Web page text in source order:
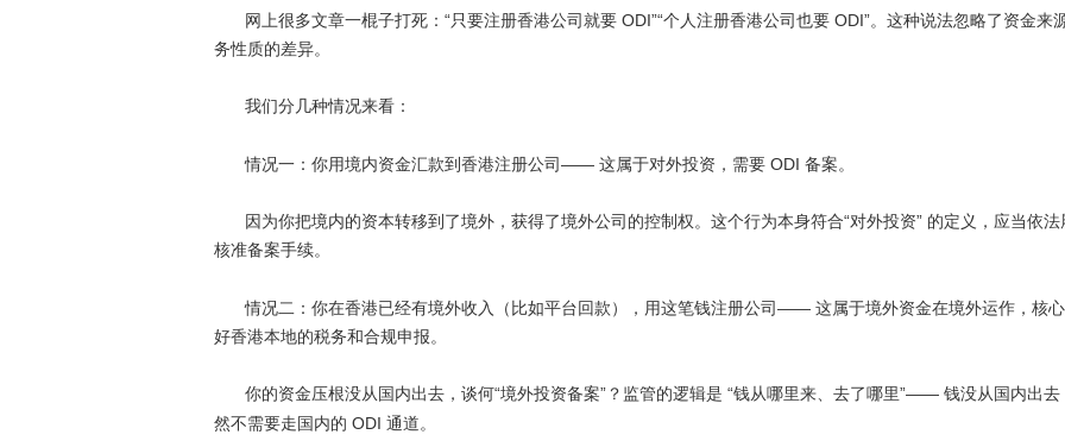
网上很多文章一棍子打死： “只要注册香港公司就要 ODI”“个人注册香港公司也要 ODI”。这种说法忽略了资金来
务性质的差异。
我们分几种情况来看：
情况一：你用境内资金汇款到香港注册公司—— 这属于对外投资，需要 ODI 备案。
因为你把境内的资本转移到了境外，获得了境外公司的控制权。这个行为本身符合“对外投资” 的定义，应当依法
核准备案手续。
情况二：你在香港已经有境外收入（比如平台回款），用这笔钱注册公司—— 这属于境外资金在境外运作，核
好香港本地的税务和合规申报。
你的资金压根没从国内出去，谈何“境外投资备案” ？监管的逻辑是 “钱从哪里来、去了哪里”—— 钱没从国内出去
然不需要走国内的 ODI 通道。